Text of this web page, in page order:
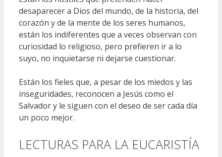
desaparecer a Dios del mundo, de la historia, del
corazón y de la mente de los seres humanos,
están los indiferentes que a veces observan con
curiosidad lo religioso, pero prefieren ir a lo
suyo, no inquietarse ni dejarse cuestionar.
Están los fieles que, a pesar de los miedos y las
inseguridades, reconocen a Jesús como el
Salvador y le siguen con el deseo de ser cada día
un poco mejor.
LECTURAS PARA LA EUCARISTÍA